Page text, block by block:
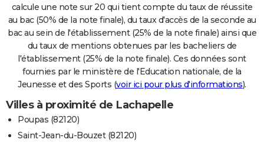
calcule une note sur 20 qui tient compte du taux de réussite
au bac (50% de la note finale), du taux d'accès de la seconde au
bac au sein de l'établissement (25% de la note finale) ainsi que
du taux de mentions obtenues par les bacheliers de
l'établissement (25% de la note finale). Ces données sont
fournies par le ministère de l'Education nationale, de la
Jeunesse et des Sports (voir ici pour plus d'informations).
Villes à proximité de Lachapelle
Poupas (82120)
Saint-Jean-du-Bouzet (82120)